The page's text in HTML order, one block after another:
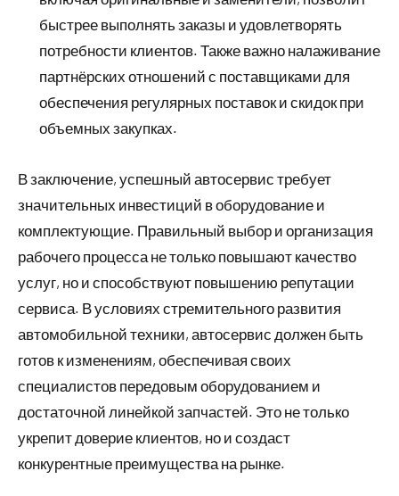
быстрее выполнять заказы и удовлетворять
потребности клиентов. Также важно налаживание
партнёрских отношений с поставщиками для
обеспечения регулярных поставок и скидок при
объемных закупках.
В заключение, успешный автосервис требует
значительных инвестиций в оборудование и
комплектующие. Правильный выбор и организация
рабочего процесса не только повышают качество
услуг, но и способствуют повышению репутации
сервиса. В условиях стремительного развития
автомобильной техники, автосервис должен быть
готов к изменениям, обеспечивая своих
специалистов передовым оборудованием и
достаточной линейкой запчастей. Это не только
укрепит доверие клиентов, но и создаст
конкурентные преимущества на рынке.